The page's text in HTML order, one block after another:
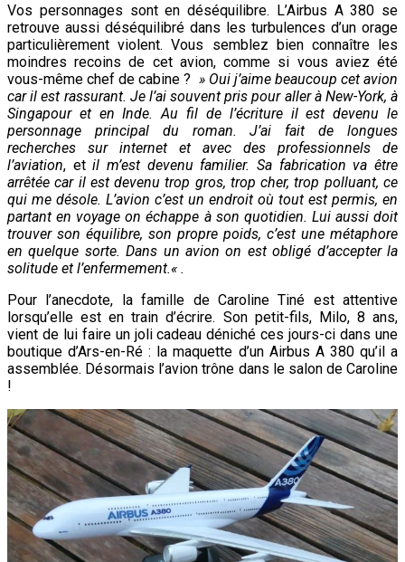
Vos personnages sont en déséquilibre. L’Airbus A 380 se
retrouve aussi déséquilibré dans les turbulences d’un orage
particulièrement violent. Vous semblez bien connaître les
moindres recoins de cet avion, comme si vous aviez été
vous-même chef de cabine ? » Oui j’aime beaucoup cet avion
car il est rassurant. Je l’ai souvent pris pour aller à New-York, à
Singapour et en Inde. Au fil de l’écriture il est devenu le
personnage principal du roman. J’ai fait de longues
recherches sur internet et avec des professionnels de
l’aviation, etil m’est devenu familier. Sa fabrication va être
arrêtée car il est devenu trop gros, trop cher, trop polluant, ce
qui me désole. L’avion c’est un endroit où tout est permis, en
partant en voyage on échappe à son quotidien. Lui aussi doit
trouver son équilibre, son propre poids, c’est une métaphore
en quelque sorte.Dans un avion on est obligé d’accepter la
solitude et l’enfermement.« .
Pour l’anecdote, la famille de Caroline Tiné est attentive
lorsqu’elle est en train d’écrire. Son petit-fils, Milo, 8 ans,
vient de lui faire un joli cadeau déniché ces jours-ci dans une
boutique d’Ars-en-Ré : la maquette d’un Airbus A 380 qu’il a
assemblée. Désormais l’avion trône dans le salon de Caroline
!